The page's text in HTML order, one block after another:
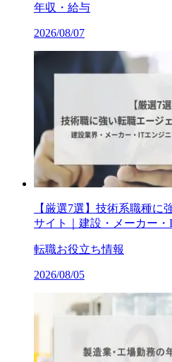
年収・給与
2026/08/07
【厳選7選】技術系職種に
サイト｜建設・メーカー
転職お役立ち情報
2026/08/05